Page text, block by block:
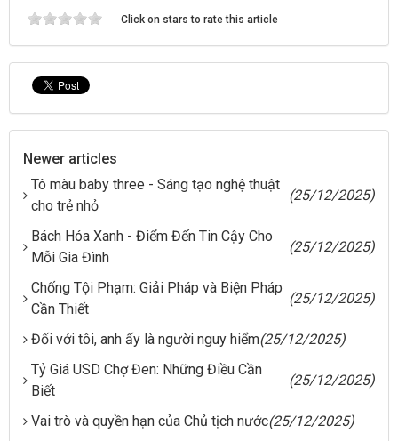
Click on stars to rate this article
Newer articles
Tô màu baby three - Sáng tạo nghệ thuật
cho trẻ nhỏ
(25/12/2025)
Bách Hóa Xanh - Điểm Đến Tin Cậy Cho
Mỗi Gia Đình
(25/12/2025)
Chống Tội Phạm: Giải Pháp và Biện Pháp
Cần Thiết
(25/12/2025)
Đối với tôi, anh ấy là người nguy hiểm(25/12/2025)
Tỷ Giá USD Chợ Đen: Những Điều Cần
Biết
(25/12/2025)
Vai trò và quyền hạn của Chủ tịch nước(25/12/2025)